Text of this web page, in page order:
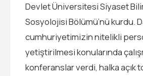
Devlet Üniversitesi Siyaset
Sosyolojisi Bölümü’nü kurdu.
cumhuriyetimizin nitelikli
yetiştirilmesi konularında
konferanslar verdi, halka açık